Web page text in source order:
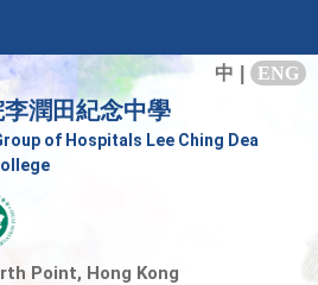
中 ENG
潤田紀念中學
of Hospitals Lee Ching Dea
Point, Hong Kong